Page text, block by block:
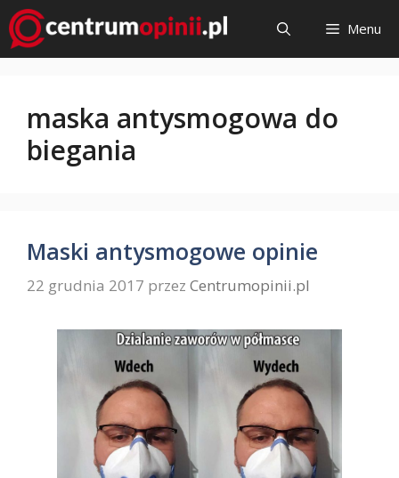
Przejdź
do
treści
Menu
maska antysmogowa do
biegania
Maski antysmogowe opinie
22 grudnia 2017 przez Centrumopinii.pl